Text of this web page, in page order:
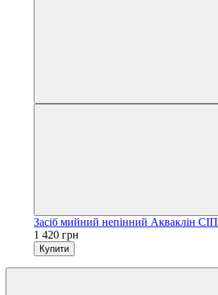
Засіб мийний непінний Акваклін СІП
1 420 грн
Купити